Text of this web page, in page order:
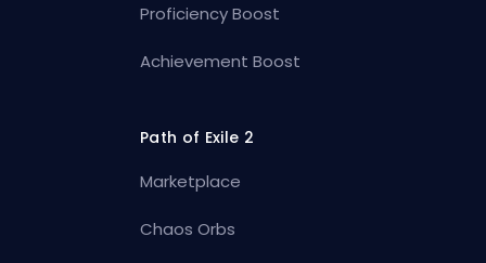
Proficiency Boost
Achievement Boost
Path of Exile 2
Marketplace
Chaos Orbs